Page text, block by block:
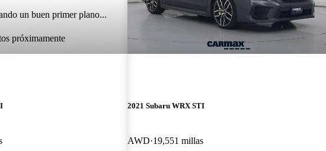
un buen primer plano...
próximamente
2021 Subaru WRX STI
AWD 19,551 millas